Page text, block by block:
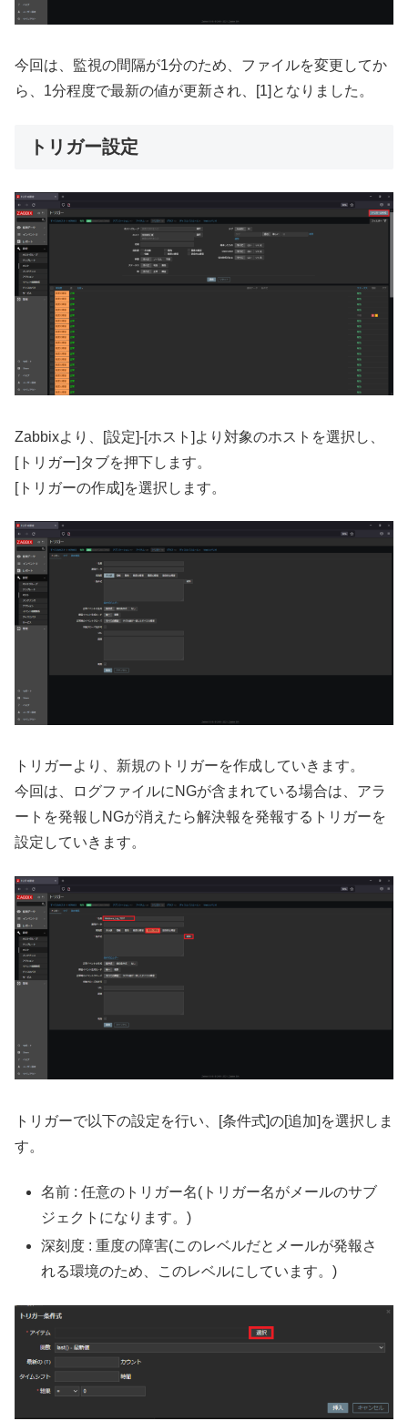
今回は、監視の間隔が1分のため、ファイルを変更してか
ら、1分程度で最新の値が更新され、[1]となりました。
トリガー設定
Zabbixより、[設定]-[ホスト]より対象のホストを選択し、
[トリガー]タブを押下します。
[トリガーの作成]を選択します。
トリガーより、新規のトリガーを作成していきます。
今回は、ログファイルにNGが含まれている場合は、アラ
ートを発報しNGが消えたら解決報を発報するトリガーを
設定していきます。
トリガーで以下の設定を行い、[条件式]の[追加]を選択しま
す。
名前 : 任意のトリガー名(トリガー名がメールのサブ
ジェクトになります。)
深刻度 : 重度の障害(このレベルだとメールが発報さ
れる環境のため、このレベルにしています。)